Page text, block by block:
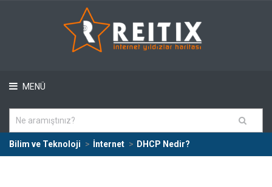
MENÜ
Bilim ve Teknoloji İnternet DHCP Nedir?